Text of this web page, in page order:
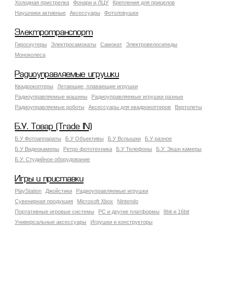
Холодная пристрелка
Фонари и ЛЦУ
Крепления для прицелов
Наушники активные
Аксессуары Фотоловушки
Электротранспорт
Гироскутеры Электросамокаты Самокат
Электровелосипеды
Моноколеса
Радиоуправляемые игрушки
Квадрокоптеры
Летающие, плавающие игрушки
Радиоуправляемые машины
Радиоуправляемые игрушки разные
Радиоуправляемые роботы
Аксессуары для квадрокоптеров Вертолеты
Б.У. Товар (Trade IN)
Б.У Фотоаппараты Б.У Объективы Б.У Вспышки
Б.У разное
Б.У Видеокамеры
Ретро фототехника Б.У Телефоны
Б.У. Экшн камеры
Б.У. Студийное оборудование
Игры и приставки
PlayStation Джойстики
Радиоуправляемые игрушки
Сувенирная продукция
Microsoft Xbox
Nintendo
Портативные игровые системы
PC и другие платформы
8bit и 16bit
Универсальные аксессуары
Игрушки и конструкторы